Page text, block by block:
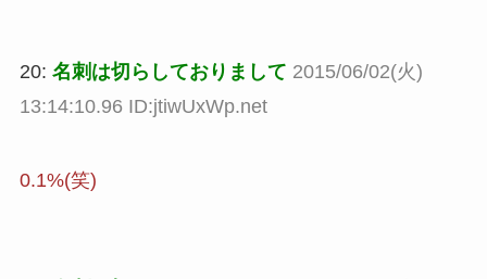
20: 名刺は切らしておりまして 2015/06/02(火)
13:14:10.96 ID:jtiwUxWp.net
0.1%(笑)